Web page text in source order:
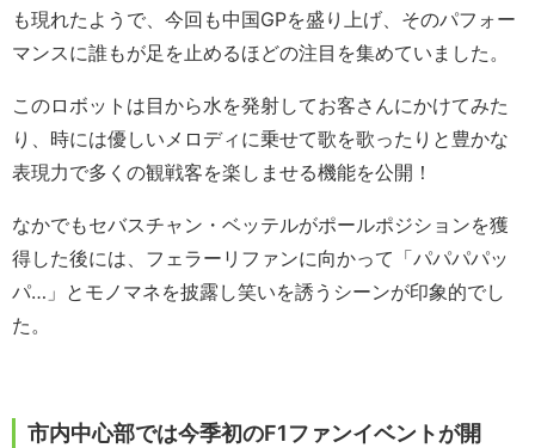
も現れたようで、今回も中国GPを盛り上げ、そのパフォー
マンスに誰もが足を止めるほどの注目を集めていました。
このロボットは目から水を発射してお客さんにかけてみた
り、時には優しいメロディに乗せて歌を歌ったりと豊かな
表現力で多くの観戦客を楽しませる機能を公開！
なかでもセバスチャン・ベッテルがポールポジションを獲
得した後には、フェラーリファンに向かって「パパパパッ
パ…」とモノマネを披露し笑いを誘うシーンが印象的でし
た。
市内中心部では今季初のF1ファンイベントが開